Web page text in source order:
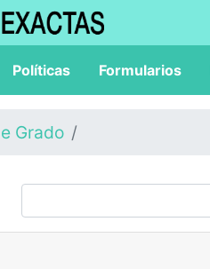
Políticas Formularios
Grado